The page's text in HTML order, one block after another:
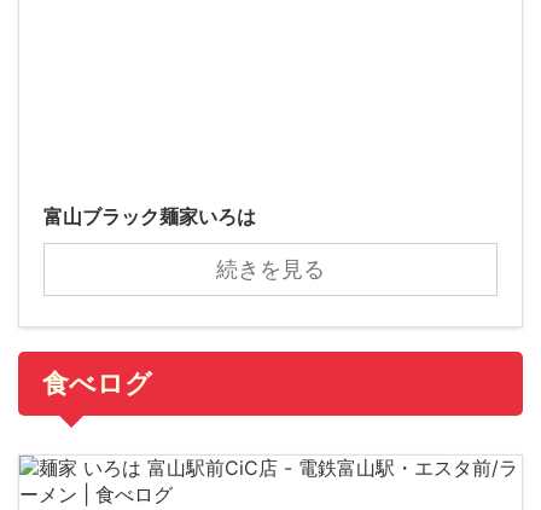
富山ブラック麺家いろは
続きを見る
食べログ